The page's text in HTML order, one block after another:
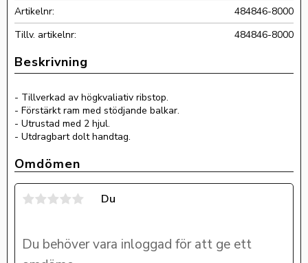
Artikelnr
484846-8000
Tillv. artikelnr
484846-8000
- Tillverkad av högkvaliativ ribstop.
- Förstärkt ram med stödjande balkar.
- Utrustad med 2 hjul.
- Utdragbart dolt handtag.
Omdömen
Du